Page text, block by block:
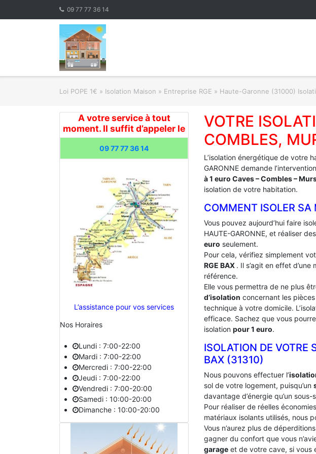
09 77 77 36 14
Loi POPE 1€ » Isolation Maison » Entreprise RGE » Haute-Garonne (31000)
A votre service à tout
moment. Il suffit d’appeler le
09 77 77 36 14
L’assistance pour vos services
Nos Horaires
Lundi : 7:00-22:00
Mardi : 7:00-22:00
Mercredi : 7:00-22:00
Jeudi : 7:00-22:00
Vendredi : 7:00-20:00
Samedi : 10:00-20:00
Dimanche : 10:00-20:00
VOTRE
COMBLES,
L’isolation énergétique de votre
GARONNE demande
à 1 euro Caves – Combles –
isolation de votre habitation.
COMMENT ISOLER SA
Vous pouvez aujourd’hui faire
HAUTE-GARONNE, et réaliser
euro seulement.
Pour cela, vérifiez simplement
RGE BAX . Il s’agit en effet
référence.
Elle vous permettra de ne plus
d’isolation concernant les
technique à votre domicile.
efficace. Sachez que vous
isolation pour 1 euro.
ISOLATION DE VOTRE
‎BAX (31310)
Nous pouvons effectuer l’
sol de votre logement, puisqu’un
davantage d’énergie qu’un
Pour réaliser de réelles
matériaux isolants utilisés, nous
Vous n’aurez plus de
gagner du confort que vous
garage et de votre cave, si vous